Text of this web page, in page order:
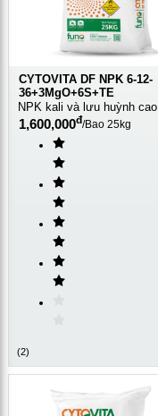
CYTOVITA DF NPK 6-12-
36+3MgO+6S+TE
NPK kali và lưu huỳnh cao
1,600,000đ/Bao 25kg
(2)